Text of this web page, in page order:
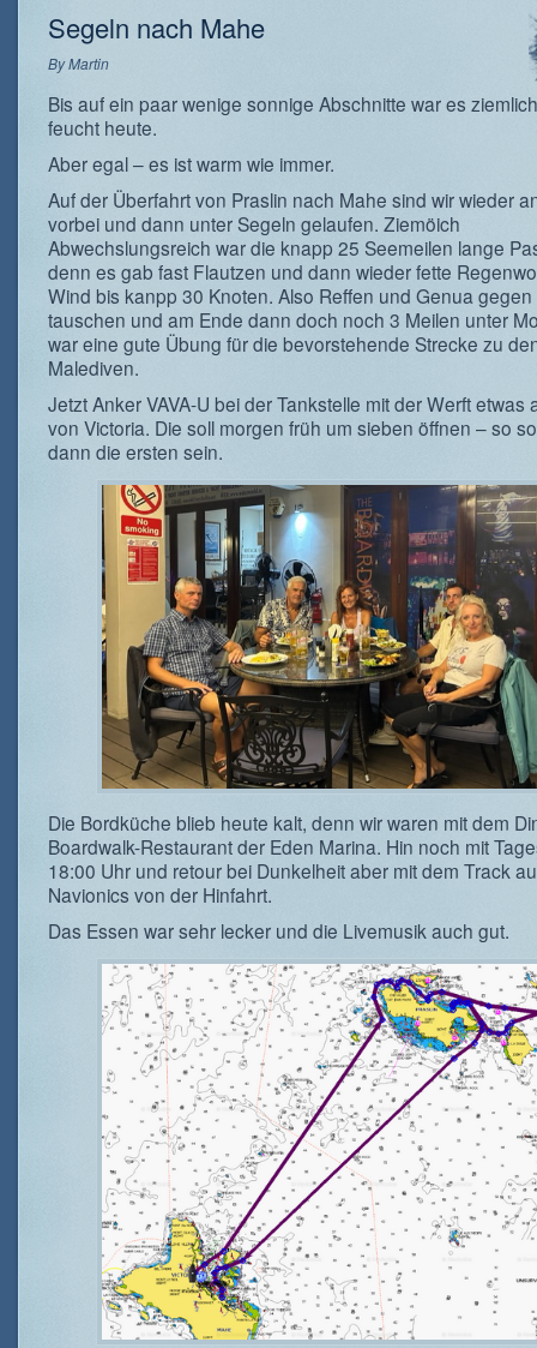
Segeln nach Mahe
ByMartin
Bis auf ein paar wenige sonnige Abschnitte war es
feucht heute.
Aber egal – es ist warm wie immer.
Auf der Überfahrt von Praslin nach Mahe sind wir wieder
vorbei und dann unter Segeln gelaufen. Ziemöich
Abwechslungsreich war die knapp 25 Seemeilen lange
denn es gab fast Flautzen und dann wieder fette
Wind bis kanpp 30 Knoten. Also Reffen und Genua
tauschen und am Ende dann doch noch 3 Meilen unter
war eine gute Übung für die bevorstehende Strecke zu
Malediven.
Jetzt Anker VAVA-U bei der Tankstelle mit der Werft etwas
von Victoria. Die soll morgen früh um sieben öffnen – so
dann die ersten sein.
Die Bordküche blieb heute kalt, denn wir waren mit dem
Boardwalk-Restaurant der Eden Marina. Hin noch mit
18:00 Uhr und retour bei Dunkelheit aber mit dem Track
Navionics von der Hinfahrt.
Das Essen war sehr lecker und die Livemusik auch gut.